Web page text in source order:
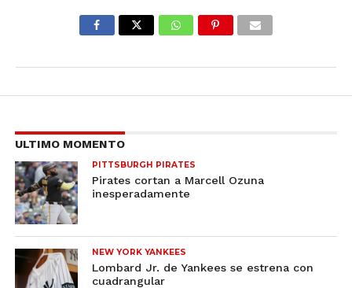
ULTIMO MOMENTO
PITTSBURGH PIRATES
Pirates cortan a Marcell Ozuna
inesperadamente
NEW YORK YANKEES
Lombard Jr. de Yankees se estrena con
cuadrangular